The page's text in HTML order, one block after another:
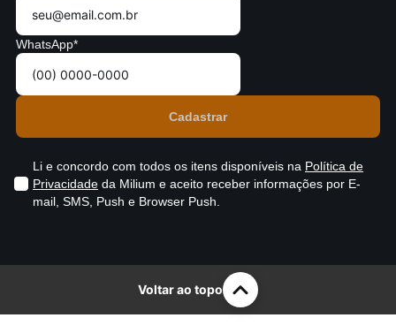
WhatsApp*
Li e concordo com todos os itens disponíveis na Política de
Privacidade da Milium e aceito receber informações por E-
mail, SMS, Push e Browser Push.
Voltar ao topo